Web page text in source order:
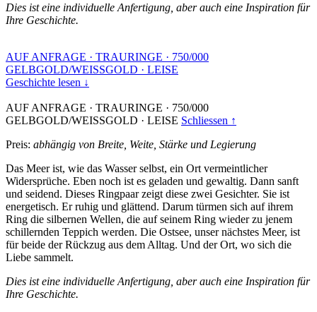
Dies ist eine individuelle Anfertigung, aber auch eine Inspiration für
Ihre Geschichte.
AUF ANFRAGE · TRAURINGE · 750/000
GELBGOLD/WEISSGOLD · LEISE
Geschichte lesen ↓
AUF ANFRAGE · TRAURINGE · 750/000
GELBGOLD/WEISSGOLD · LEISE Schliessen ↑
Preis: abhängig von Breite, Weite, Stärke und Legierung
Das Meer ist, wie das Wasser selbst, ein Ort vermeintlicher
Widersprüche. Eben noch ist es geladen und gewaltig. Dann sanft
und seidend. Dieses Ringpaar zeigt diese zwei Gesichter. Sie ist
energetisch. Er ruhig und glättend. Darum türmen sich auf ihrem
Ring die silbernen Wellen, die auf seinem Ring wieder zu jenem
schillernden Teppich werden. Die Ostsee, unser nächstes Meer, ist
für beide der Rückzug aus dem Alltag. Und der Ort, wo sich die
Liebe sammelt.
Dies ist eine individuelle Anfertigung, aber auch eine Inspiration für
Ihre Geschichte.